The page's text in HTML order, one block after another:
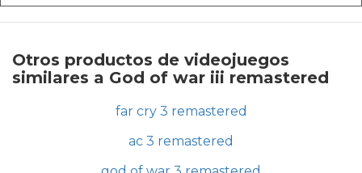
Otros productos de videojuegos
similares a God of war iii remastered
far cry 3 remastered
ac 3 remastered